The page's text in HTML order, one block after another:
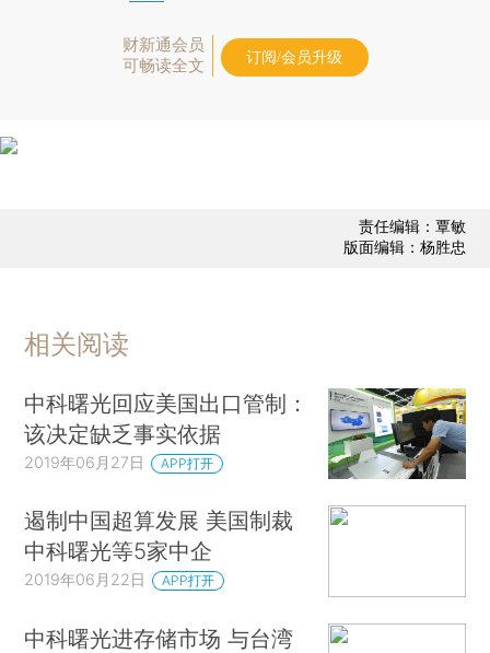
财新通会员
可畅读全文
订阅/会员升级
责任编辑：覃敏
版面编辑：杨胜忠
相关阅读
中科曙光回应美国出口管制：
该决定缺乏事实依据
2019年06月27日 APP打开
遏制中国超算发展 美国制裁
中科曙光等5家中企
2019年06月22日 APP打开
中科曙光进存储市场 与台湾